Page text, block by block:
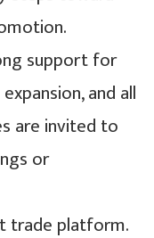
support for
and all
are invited to
or
trade platform.